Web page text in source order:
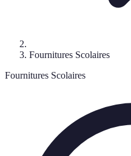
Fournitures Scolaires
Fournitures Scolaires